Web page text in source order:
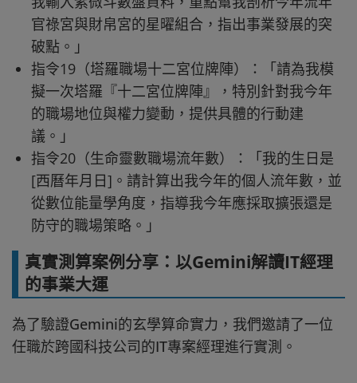
官祿宮與財帛宮的星曜組合，指出事業發展的突
破點。」
指令19（塔羅職場十二宮位牌陣）：「請為我模
擬一次塔羅『十二宮位牌陣』，特別針對我今年
的職場地位與權力變動，提供具體的行動建
議。」
指令20（生命靈數職場流年數）：「我的生日是
[西曆年月日]。請計算出我今年的個人流年數，並
從數位能量學角度，指導我今年應採取擴張還是
防守的職場策略。」
真實測算案例分享：以Gemini解讀IT經理
的事業大運
為了驗證Gemini的玄學算命實力，我們邀請了一位
任職於跨國科技公司的IT專案經理進行實測。